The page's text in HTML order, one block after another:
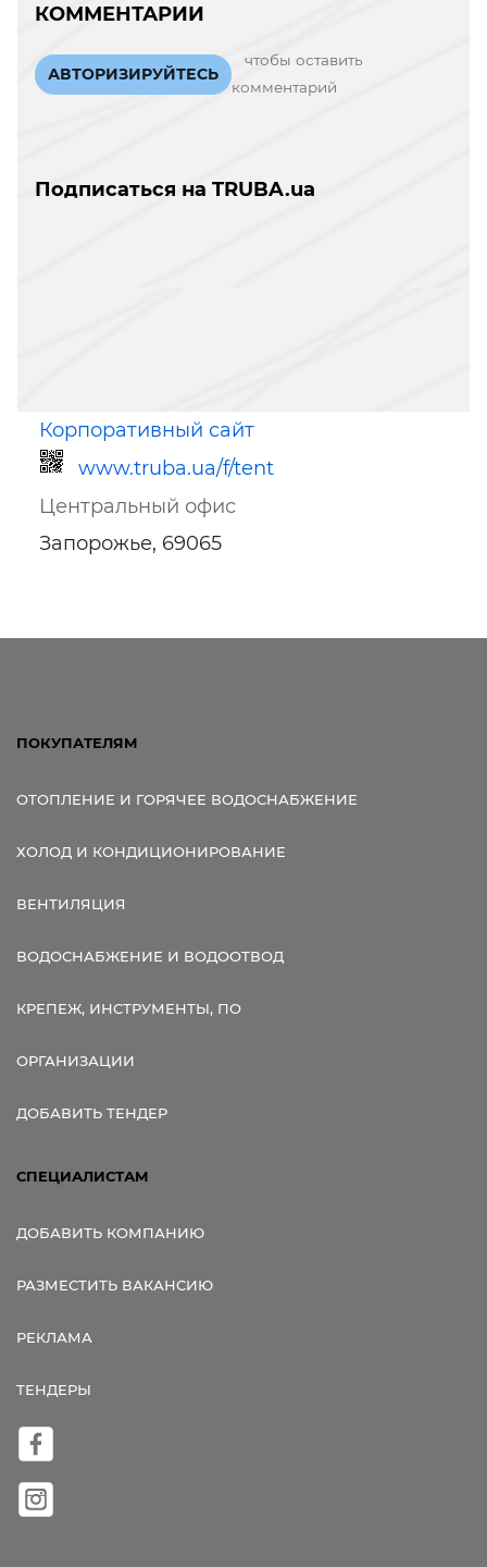
КОММЕНТАРИИ
АВТОРИЗИРУЙТЕСЬ
чтобы оставить
комментарий
Подписаться на TRUBA.ua
Корпоративный сайт
www.truba.ua/f/tent
Центральный офис
Запорожье, 69065
ПОКУПАТЕЛЯМ
ОТОПЛЕНИЕ И ГОРЯЧЕЕ ВОДОСНАБЖЕНИЕ
ХОЛОД И КОНДИЦИОНИРОВАНИЕ
ВЕНТИЛЯЦИЯ
ВОДОСНАБЖЕНИЕ И ВОДООТВОД
КРЕПЕЖ, ИНСТРУМЕНТЫ, ПО
ОРГАНИЗАЦИИ
ДОБАВИТЬ ТЕНДЕР
СПЕЦИАЛИСТАМ
ДОБАВИТЬ КОМПАНИЮ
РАЗМЕСТИТЬ ВАКАНСИЮ
РЕКЛАМА
ТЕНДЕРЫ